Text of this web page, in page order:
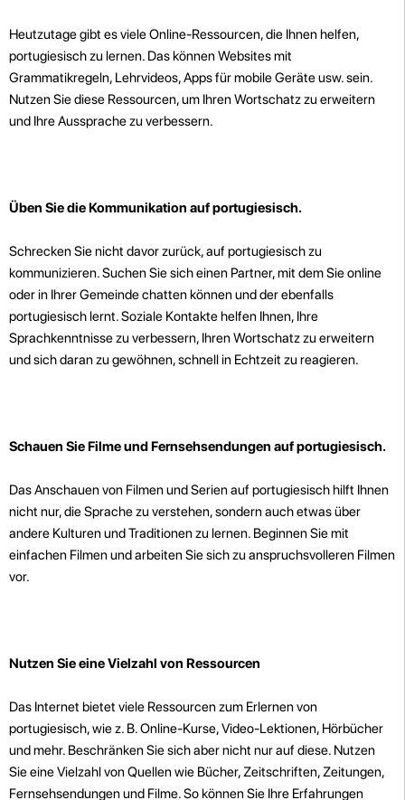
Heutzutage gibt es viele Online-Ressourcen, die Ihnen helfen,
portugiesisch zu lernen. Das können Websites mit
Grammatikregeln, Lehrvideos, Apps für mobile Geräte usw. sein.
Nutzen Sie diese Ressourcen, um Ihren Wortschatz zu erweitern
und Ihre Aussprache zu verbessern.
Üben Sie die Kommunikation auf portugiesisch.
Schrecken Sie nicht davor zurück, auf portugiesisch zu
kommunizieren. Suchen Sie sich einen Partner, mit dem Sie online
oder in Ihrer Gemeinde chatten können und der ebenfalls
portugiesisch lernt. Soziale Kontakte helfen Ihnen, Ihre
Sprachkenntnisse zu verbessern, Ihren Wortschatz zu erweitern
und sich daran zu gewöhnen, schnell in Echtzeit zu reagieren.
Schauen Sie Filme und Fernsehsendungen auf portugiesisch.
Das Anschauen von Filmen und Serien auf portugiesisch hilft Ihnen
nicht nur, die Sprache zu verstehen, sondern auch etwas über
andere Kulturen und Traditionen zu lernen. Beginnen Sie mit
einfachen Filmen und arbeiten Sie sich zu anspruchsvolleren Filmen
vor.
Nutzen Sie eine Vielzahl von Ressourcen
Das Internet bietet viele Ressourcen zum Erlernen von
portugiesisch, wie z. B. Online-Kurse, Video-Lektionen, Hörbücher
und mehr. Beschränken Sie sich aber nicht nur auf diese. Nutzen
Sie eine Vielzahl von Quellen wie Bücher, Zeitschriften, Zeitungen,
Fernsehsendungen und Filme. So können Sie Ihre Erfahrungen